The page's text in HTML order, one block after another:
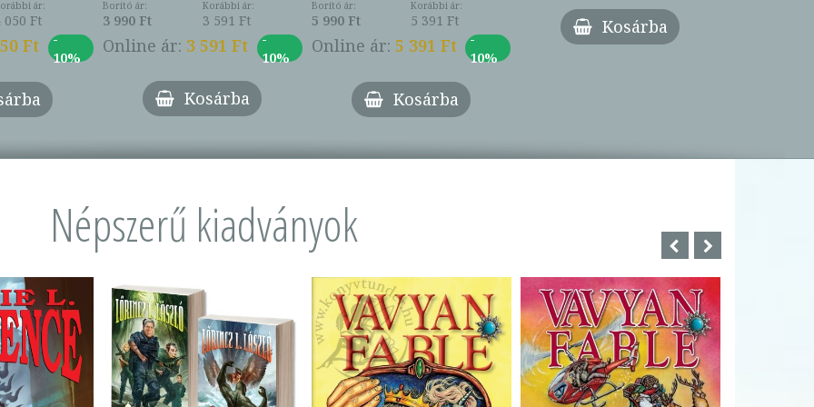
ár:
050 Ft
Ft
-
10%
Borító ár:
3 990 Ft
Korábbi ár:
3 591 Ft
Online ár: 3 591 Ft
-
10%
Kosárba
Borító ár:
5 990 Ft
Korábbi ár:
5 391 Ft
Online ár: 5 391 Ft
-
10%
Kosárba
Kosárba
Népszerű kiadványok